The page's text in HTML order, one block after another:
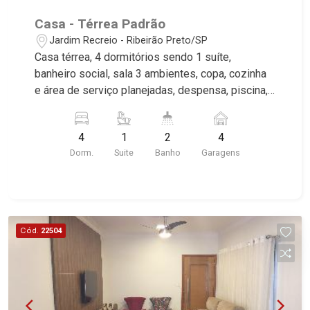
Casa - Térrea Padrão
Jardim Recreio - Ribeirão Preto/SP
Casa térrea, 4 dormitórios sendo 1 suíte,
banheiro social, sala 3 ambientes, copa, cozinha
e área de serviço planejadas, despensa, piscina,
localização, próximo a USP.
4
Dorm.
1
Suite
2
Banho
4
Garagens
Cód. 22504